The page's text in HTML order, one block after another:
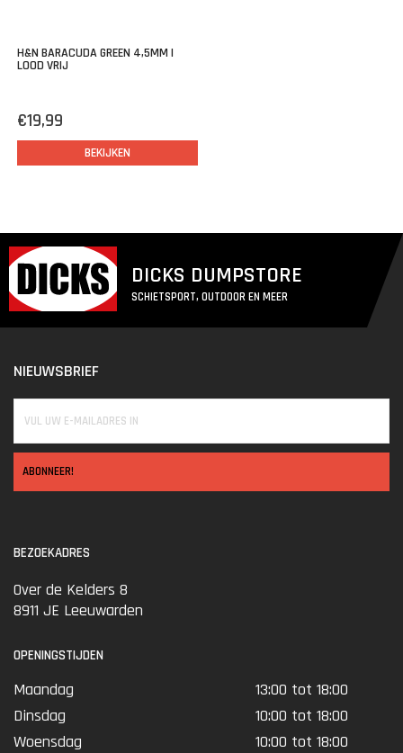
H&N BARACUDA GREEN 4,5MM |
LOOD VRIJ
€19,99
BEKIJKEN
DICKS DUMPSTORE
SCHIETSPORT, OUTDOOR EN MEER
NIEUWSBRIEF
ABONNEER!
BEZOEKADRES
Over de Kelders 8
8911 JE Leeuwarden
OPENINGSTIJDEN
Maandag
13:00 tot 18:00
Dinsdag
10:00 tot 18:00
Woensdag
10:00 tot 18:00